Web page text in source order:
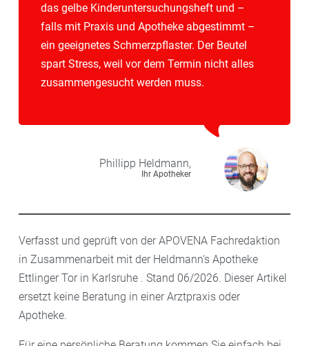
das gelbe Kinderuntersuchungsheft und –
falls mit Praxis und Apotheke abgestimmt –
ein geeignetes Schmerzpflaster. Der Beutel
spart Stress, weil vor dem Termin nicht alles
zusammengesucht werden muss.
Phillipp Heldmann,
Ihr Apotheker
Verfasst und geprüft von der APOVENA Fachredaktion
in Zusammenarbeit mit der Heldmann‘s Apotheke
Ettlinger Tor in Karlsruhe . Stand 06/2026. Dieser Artikel
ersetzt keine Beratung in einer Arztpraxis oder
Apotheke.